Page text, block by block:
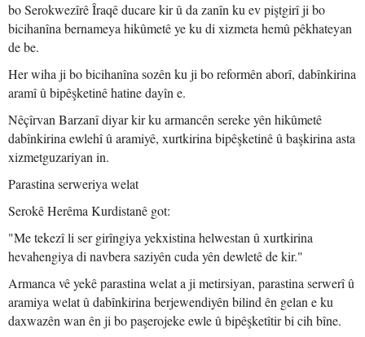
bo Serokwezîrê Îraqê ducare kir û da zanîn ku ev piştgirî ji bo
bicihanîna bernameya hikûmetê ye ku di xizmeta hemû pêkhateyan
de be.
Her wiha ji bo bicihanîna sozên ku ji bo reformên aborî, dabînkirina
aramî û bipêşketinê hatine dayîn e.
Nêçîrvan Barzanî diyar kir ku armancên sereke yên hikûmetê
dabînkirina ewlehî û aramiyê, xurtkirina bipêşketinê û başkirina asta
xizmetguzariyan in.
Parastina serweriya welat
Serokê Herêma Kurdistanê got:
"Me tekezî li ser girîngiya yekxistina helwestan û xurtkirina
hevahengiya di navbera saziyên cuda yên dewletê de kir."
Armanca vê yekê parastina welat a ji metirsiyan, parastina serwerî û
aramiya welat û dabînkirina berjewendiyên bilind ên gelan e ku
daxwazên wan ên ji bo paşerojeke ewle û bipêşketîtir bi cih bîne.